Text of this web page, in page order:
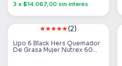
3 x $14.067,00 sin interés
SIN STOCK (2)
Lipo 6 Black Hers Quemador
De Grasa Mujer Nutrex 60